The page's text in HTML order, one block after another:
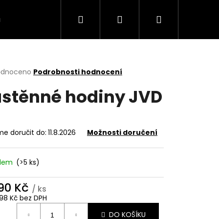
Hledat PřihlášeníNákupní
Podrobnosti hodnocení
hodiny JVD
doručit do: 11.8.2026 Možnosti doručení
(>5 ks)
Kč / ks
Kč bez DPH
DO KOŠÍKU